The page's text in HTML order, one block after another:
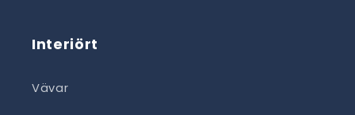
Interiört
Vävar